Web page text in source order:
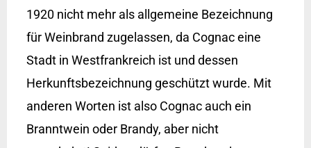
1920 nicht mehr als allgemeine Bezeichnung
für Weinbrand zugelassen, da Cognac eine
Stadt in Westfrankreich ist und dessen
Herkunftsbezeichnung geschützt wurde. Mit
anderen Worten ist also Cognac auch ein
Branntwein oder Brandy, aber nicht